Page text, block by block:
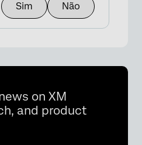
Sim Não
on XM
and product